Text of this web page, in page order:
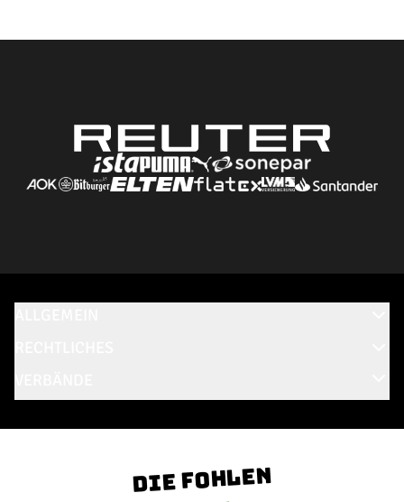
Die Fohlen